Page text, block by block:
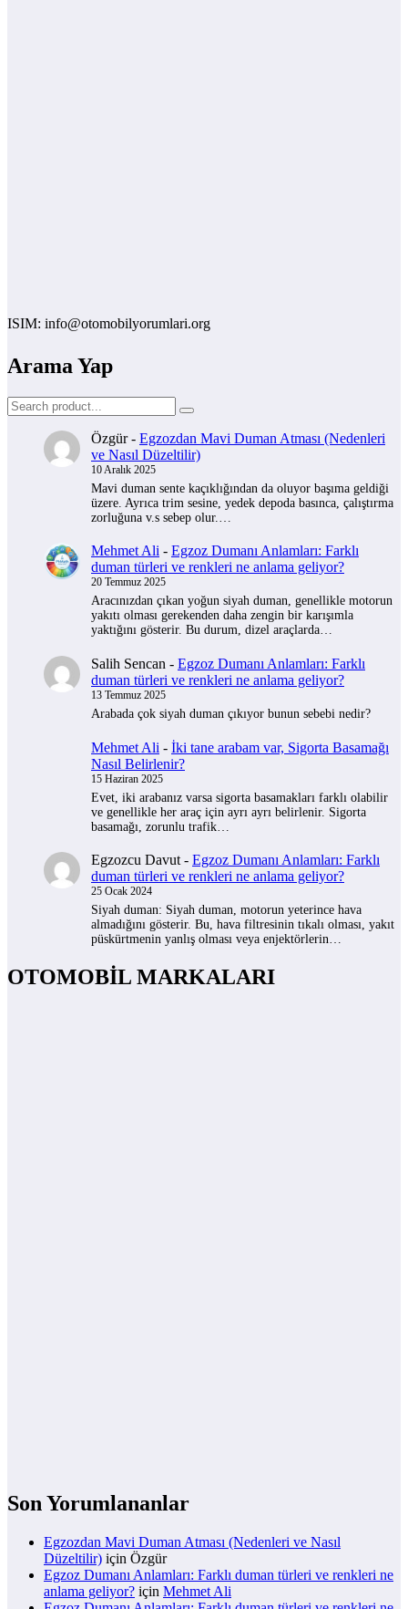
Arama Yap
Özgür- Egzozdan Mavi Duman Atması (Nedenleri
ve Nasıl Düzeltilir)
10 Aralık 2025
Mavi duman sente kaçıklığından da oluyor başıma geldiği
üzere. Ayrıca trim sesine, yedek depoda basınca, çalıştırma
zorluğuna v.s sebep olur.…
Mehmet Ali - Egzoz Dumanı Anlamları: Farklı
duman türleri ve renkleri ne anlama geliyor?
20 Temmuz 2025
Aracınızdan çıkan yoğun siyah duman, genellikle motorun
yakıtı olması gerekenden daha zengin bir karışımla
yaktığını gösterir. Bu durum, dizel araçlarda…
Salih Sencan - Egzoz Dumanı Anlamları: Farklı
duman türleri ve renkleri ne anlama geliyor?
13 Temmuz 2025
Arabada çok siyah duman çıkıyor bunun sebebi nedir?
Mehmet Ali - İki tane arabam var, Sigorta Basamağı
Nasıl Belirlenir?
15 Haziran 2025
Evet, iki arabanız varsa sigorta basamakları farklı olabilir
ve genellikle her araç için ayrı ayrı belirlenir. Sigorta
basamağı, zorunlu trafik…
Egzozcu Davut - Egzoz Dumanı Anlamları: Farklı
duman türleri ve renkleri ne anlama geliyor?
25 Ocak 2024
Siyah duman: Siyah duman, motorun yeterince hava
almadığını gösterir. Bu, hava filtresinin tıkalı olması, yakıt
püskürtmenin yanlış olması veya enjektörlerin…
OTOMOBİL MARKALARI
Son Yorumlananlar
Egzozdan Mavi Duman Atması (Nedenleri ve Nasıl
Düzeltilir) için Özgür
Egzoz Dumanı Anlamları: Farklı duman türleri ve renkleri ne
anlama geliyor? için Mehmet Ali